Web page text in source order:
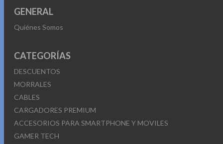
GENERAL
Quiénes Somos
CATEGORÍAS
DESCUENTOS
MORRALES
CABLES
CARGADORES PREMIUM
ACCESORIOS PARA SMARTPHONE Y MOVILES
GAMER TECH